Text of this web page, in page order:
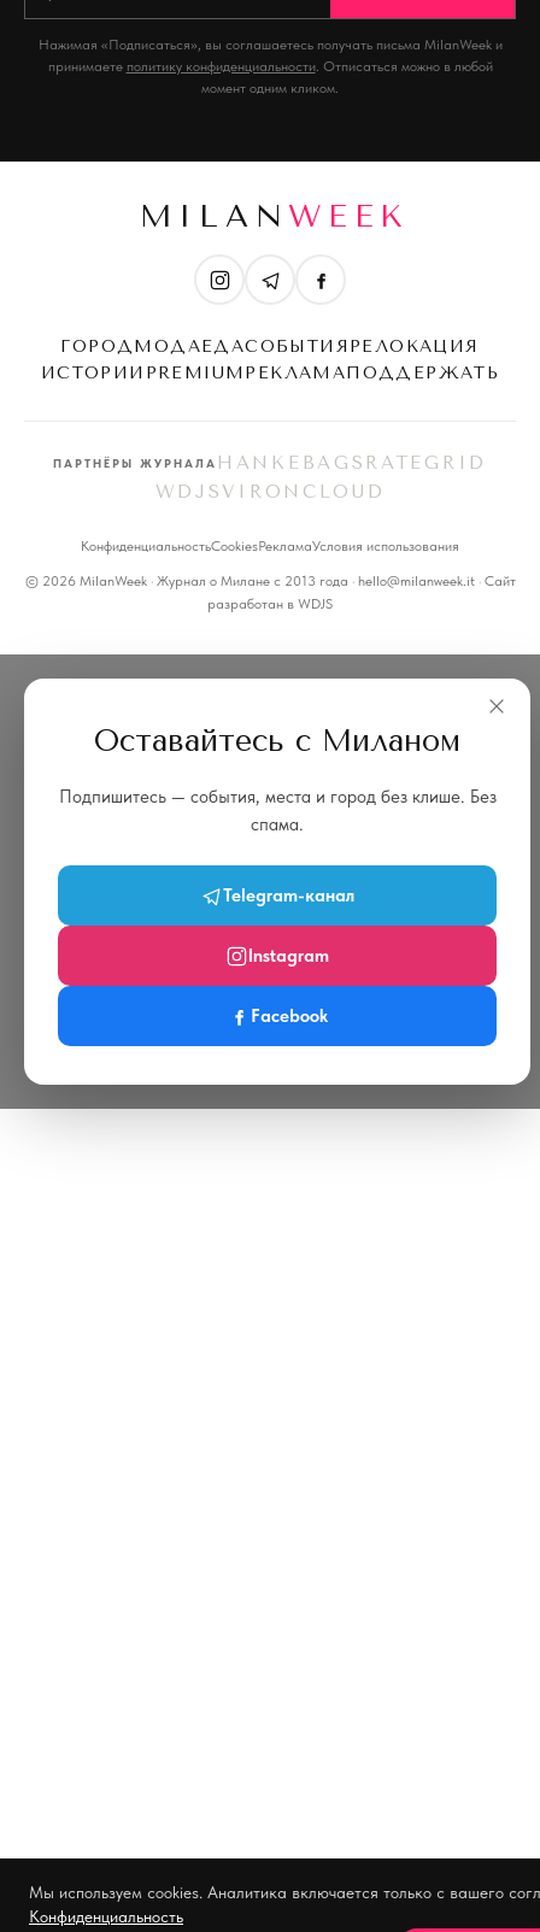
Нажимая «Подписаться», вы соглашаетесь получать письма MilanWeek и
принимаете политику конфиденциальности. Отписаться можно в любой
момент одним кликом.
MILAN WEEK
ГОРОДМОДАЕДАСОБЫТИЯ РЕЛОКАЦИЯ
ИСТОРИИ PREMIUM РЕКЛАМАПОДДЕРЖАТЬ
ПАРТНЁРЫ ЖУРНАЛА HANKEBAGS RATEGRID
WDJS VIRONCLOUD
КонфиденциальностьCookiesРекламаУсловия использования
© 2026 MilanWeek · Журнал о Милане с 2013 года · hello@milanweek.it · Сайт
разработан в WDJS
Мы используем cookies. Аналитика включается только с вашего
Конфиденциальность
Оставайтесь с Миланом
Подпишитесь — события, места и город без клише. Без
спама.
Telegram-канал
Instagram
Facebook